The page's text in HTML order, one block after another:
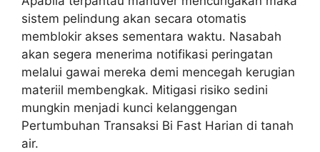
sistem pelindung akan secara otomatis
memblokir akses sementara waktu. Nasabah
akan segera menerima notifikasi peringatan
melalui gawai mereka demi mencegah kerugian
materiil membengkak. Mitigasi risiko sedini
mungkin menjadi kunci kelanggengan
Pertumbuhan Transaksi Bi Fast Harian di tanah
air.